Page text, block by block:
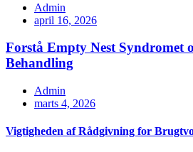
Admin
april 16, 2026
Forstå Empty Nest Syndromet
Behandling
Admin
marts 4, 2026
Vigtigheden af Rådgivning for